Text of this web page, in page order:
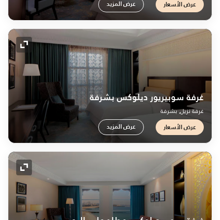
عرض الأسعار عرض المزيد
رمز
غرفة سوبيريور ديلوكس بشرفة
غرفة نزيل, بشرفة
عرض الأسعار عرض المزيد
رمز